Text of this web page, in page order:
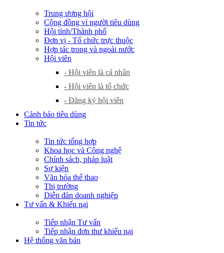
Trung ương hội
Cộng đồng vì người tiêu dùng
Hội tỉnh/Thành phố
Đơn vị - Tổ chức trực thuộc
Hợp tác trong và ngoài nước
Hội viên
- Hội viên là cá nhân
- Hội viên là tổ chức
- Đăng ký hội viên
Cảnh báo tiêu dùng
Tin tức
Tin tức tổng hợp
Khoa học và Công nghệ
Chính sách, pháp luật
Sự kiện
Văn hóa thể thao
Thị trường
Diễn đàn doanh nghiệp
Tư vấn & Khiếu nại
Tiếp nhận Tư vấn
Tiếp nhận đơn thư khiếu nại
Hệ thống văn bản